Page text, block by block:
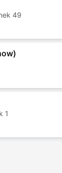
49
1